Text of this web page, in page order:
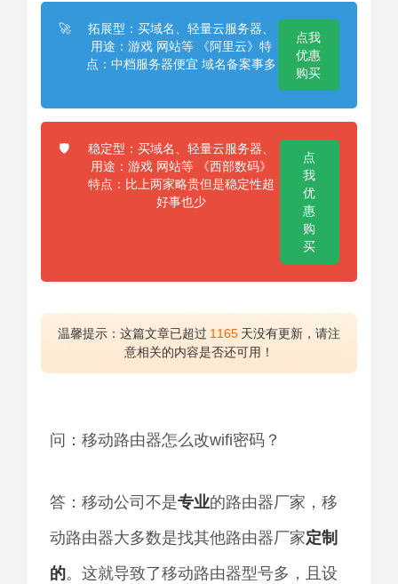
🚀
拓展型：买域名、轻量云服务器、
用途：游戏 网站等 《阿里云》特
点：中档服务器便宜 域名备案事多
点我
优惠
购买
🛡️
稳定型：买域名、轻量云服务器、
用途：游戏 网站等 《西部数码》
特点：比上两家略贵但是稳定性超
好事也少
点
我
优
惠
购
买
温馨提示：这篇文章已超过 1165 天没有更新，请注
意相关的内容是否还可用！
问：移动路由器怎么改wifi密码？
答：移动公司不是专业的路由器厂家，移
动路由器大多数是找其他路由器厂家定制
的。这就导致了移动路由器型号多，且设